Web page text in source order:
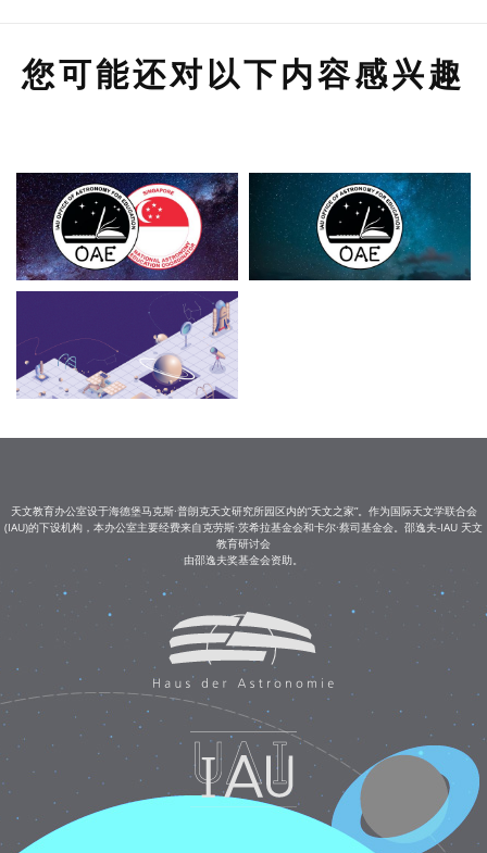
您可能还对以下内容感兴趣
天文教育办公室设于海德堡马克斯·普朗克天文研究所园区内的“天文之家”。作为国际天文学联合会
(IAU)的下设机构，本办公室主要经费来自克劳斯·茨希拉基金会和卡尔·蔡司基金会。邵逸夫-IAU 天文
教育研讨会
由邵逸夫奖基金会资助。